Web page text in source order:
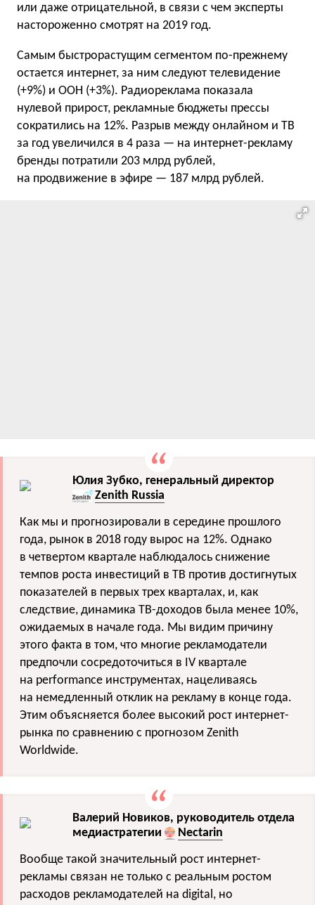
или даже отрицательной, в связи с чем эксперты
настороженно смотрят на 2019 год.
Самым быстрорастущим сегментом по-прежнему
остается интернет, за ним следуют телевидение
(+9%) и OOH (+3%). Радиореклама показала
нулевой прирост, рекламные бюджеты прессы
сократились на 12%. Разрыв между онлайном и ТВ
за год увеличился в 4 раза — на интернет-рекламу
бренды потратили 203 млрд рублей,
на продвижение в эфире — 187 млрд рублей.
Юлия Зубко, генеральный директор
Zenith Russia
Как мы и прогнозировали в середине прошлого
года, рынок в 2018 году вырос на 12%. Однако
в четвертом квартале наблюдалось снижение
темпов роста инвестиций в ТВ против достигнутых
показателей в первых трех кварталах, и, как
следствие, динамика ТВ-доходов была менее 10%,
ожидаемых в начале года. Мы видим причину
этого факта в том, что многие рекламодатели
предпочли сосредоточиться в IV квартале
на performance инструментах, нацеливаясь
на немедленный отклик на рекламу в конце года.
Этим объясняется более высокий рост интернет-
рынка по сравнению с прогнозом Zenith
Worldwide.
Валерий Новиков, руководитель отдела
медиастратегии
Nectarin
Вообще такой значительный рост интернет-
рекламы связан не только с реальным ростом
расходов рекламодателей на digital, но